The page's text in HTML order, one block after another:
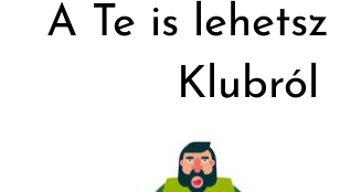
A Te is
Klubról